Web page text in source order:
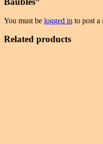
You must be logged in to post a
Related products